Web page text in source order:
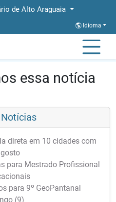
de Alto Araguaia
Idioma
essa notícia
direta em 10 cidades com
para Mestrado Profissional
para 9º GeoPantanal
(9)